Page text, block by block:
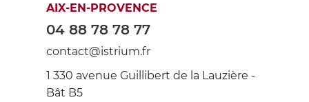
AIX-EN-PROVENCE
04 88 78 78 77
contact@istrium.fr
1 330 avenue Guillibert de la Lauzière -
Bât B5